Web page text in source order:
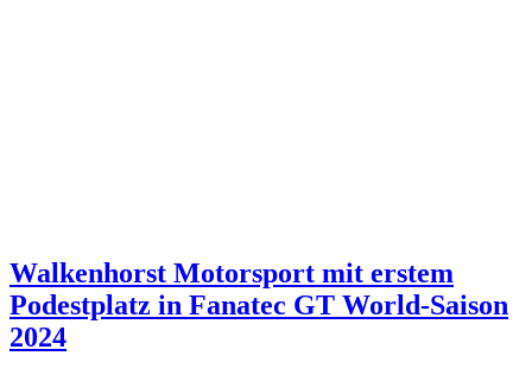
Walkenhorst Motorsport mit erstem
Podestplatz in Fanatec GT World-Saison
2024